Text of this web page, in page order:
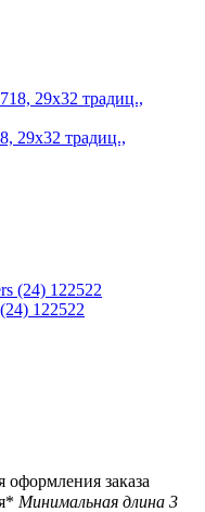
29х32 традиц.,
122522
заказа
Минимальная длина 3